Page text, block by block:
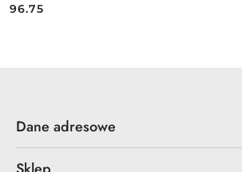
Cena:
96.75
Dane adresowe